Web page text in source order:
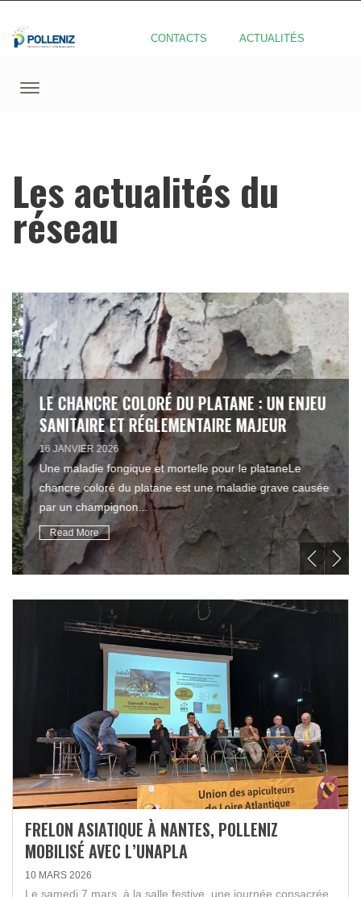
CONTACTS ACTUALITÉS
Les actualités du
réseau
LE CHANCRE COLORÉ DU PLATANE : UN ENJEU
SANITAIRE ET RÉGLEMENTAIRE MAJEUR
16 JANVIER 2026
Une maladie fongique et mortelle pour le plataneLe
chancre coloré du platane est une maladie grave causée
par un champignon...
Read More
FRELON ASIATIQUE À NANTES, POLLENIZ
MOBILISÉ AVEC L’UNAPLA
10 MARS 2026
Le samedi 7 mars, à la salle festive, une journée consacrée